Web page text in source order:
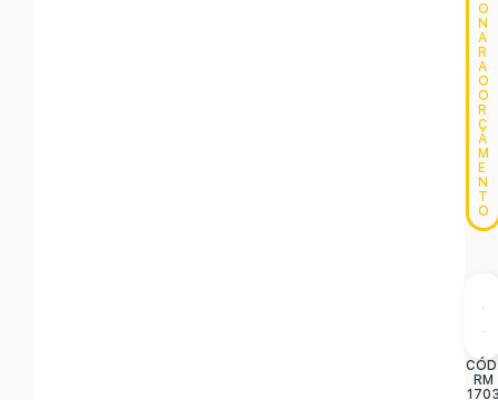
O
N
A
R
A
O
O
R
Ç
A
M
E
N
T
O
RM